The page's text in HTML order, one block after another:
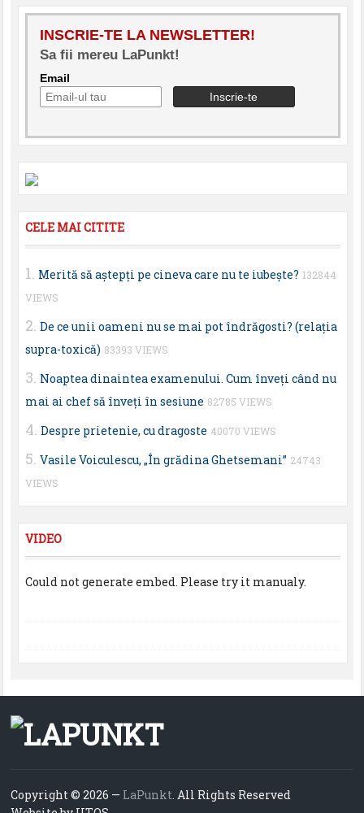
INSCRIE-TE LA NEWSLETTER!
Sa fii mereu LaPunkt!
Email
CELE MAI CITITE
Merită să aştepţi pe cineva care nu te iubeşte? 132844
VIEWS
De ce unii oameni nu se mai pot îndrăgosti? (relaţia
supra-toxică) 83393 VIEWS
Noaptea dinaintea examenului. Cum înveţi când nu
mai ai chef să înveţi în sesiune 82785 VIEWS
Despre prietenie, cu dragoste 40070 VIEWS
Vasile Voiculescu, „În grădina Ghetsemani” 24743
VIEWS
VIDEO
Could not generate embed. Please try it manualy.
Copyright © 2026 — LaPunkt. All Rights Reserved